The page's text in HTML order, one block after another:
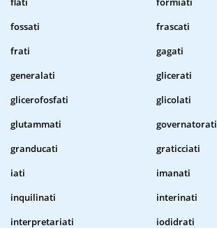
fossati
frascati
frati
gagati
generalati
glicerati
glicerofosfati
glicolati
glutammati
governatorati
granducati
graticciati
iati
imanati
inquilinati
interinati
interpretariati
iodidrati